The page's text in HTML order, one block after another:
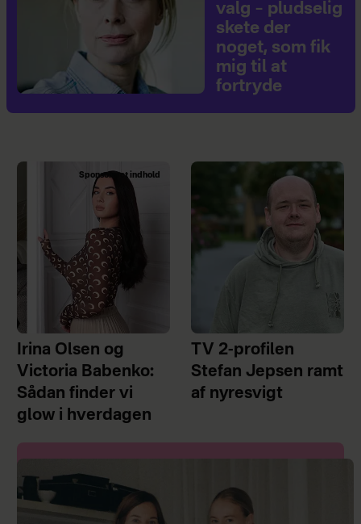
valg – pludselig
skete der
noget, som fik
mig til at
fortryde
Sponsoreret indhold
Irina Olsen og
Victoria Babenko:
Sådan finder vi
glow i hverdagen
TV 2-profilen
Stefan Jepsen ramt
af nyresvigt